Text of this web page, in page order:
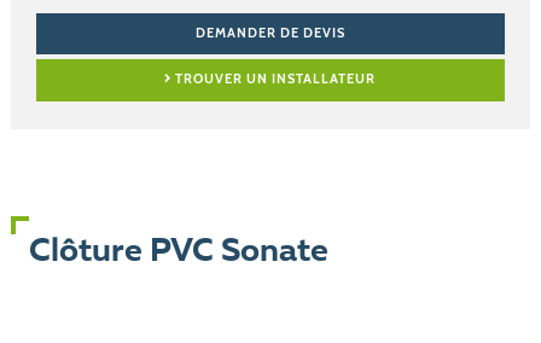
DEMANDER DE DEVIS
TROUVER UN INSTALLATEUR
Clôture PVC Sonate